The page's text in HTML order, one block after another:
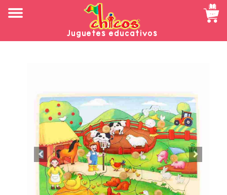
Juguetes educativos